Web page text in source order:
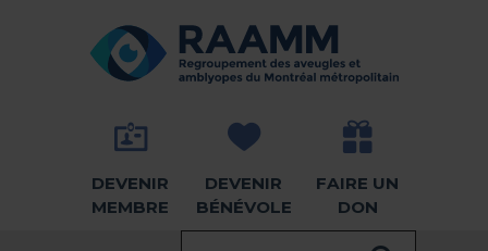
RETOUR À LA PAGE D'ACCUEIL -
DEVENIR
MEMBRE
DEVENIR
BÉNÉVOLE
FAIRE UN
DON